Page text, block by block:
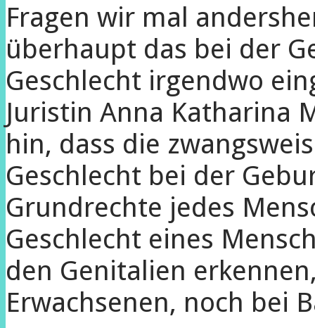
Fragen wir mal
überhaupt das bei der
Geschlecht irgendwo
Juristin Anna Katharina
hin, dass die
Geschlecht bei der
Grundrechte jedes
Geschlecht eines
den Genitalien
Erwachsenen, noch bei